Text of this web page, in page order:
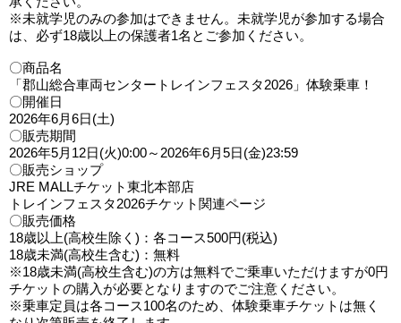
※未就学児のみの参加はできません。未就学児が参加する場合
は、必ず18歳以上の保護者1名とご参加ください。
〇商品名
「郡山総合車両センタートレインフェスタ2026」体験乗車！
〇開催日
2026年6月6日(土)
〇販売期間
2026年5月12日(火)0:00～2026年6月5日(金)23:59
〇販売ショップ
JRE MALLチケット東北本部店
トレインフェスタ2026チケット関連ページ
〇販売価格
18歳以上(高校生除く)：各コース500円(税込)
18歳未満(高校生含む)：無料
※18歳未満(高校生含む)の方は無料でご乗車いただけますが0円
チケットの購入が必要となりますのでご注意ください。
※乗車定員は各コース100名のため、体験乗車チケットは無く